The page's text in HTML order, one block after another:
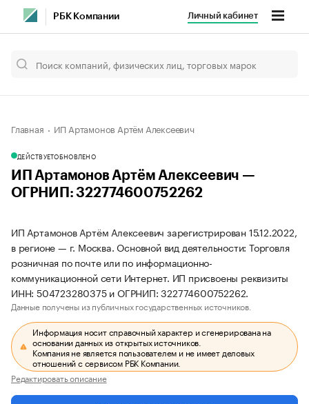
РБК Компании Личный кабинет
Главная ИП Артамонов Артём Алексеевич
ДЕЙСТВУЕТОБНОВЛЕНО
ИП Артамонов Артём Алексеевич —
ОГРНИП: 322774600752262
ИП Артамонов Артём Алексеевич зарегистрирован 15.12.2022,
в регионе — г. Москва. Основной вид деятельности: Торговля
розничная по почте или по информационно-
коммуникационной сети Интернет. ИП присвоены реквизиты
ИНН: 504723280375 и ОГРНИП: 322774600752262.
Данные получены из публичных государственных источников.
Информация носит справочный характер и сгенерирована на
основании данных из открытых источников.
Компания не является пользователем и не имеет деловых
отношений с сервисом РБК Компании.
Редактировать описание